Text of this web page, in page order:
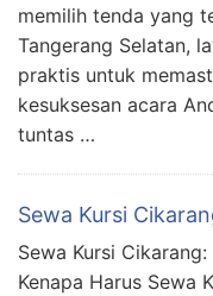
memilih tenda yang
Tangerang Selatan,
praktis untuk
kesuksesan acara
tuntas …
Sewa Kursi
Sewa Kursi
Kenapa Harus Sewa